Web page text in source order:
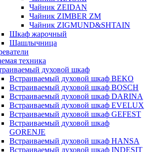
Чайник ZEIDAN
Чайник ZIMBER ZM
Чайник ZIGMUND&SHTAIN
Шкаф жарочный
Шашлычница
техника
духовой шкаф
Встраиваемый духовой шкаф BEKO
Встраиваемый духовой шкаф BOSCH
Встраиваемый духовой шкаф DARINA
Встраиваемый духовой шкаф EVELUX
Встраиваемый духовой шкаф GEFEST
Встраиваемый духовой шкаф
GORENJE
Встраиваемый духовой шкаф HANSA
Встраиваемый духовой шкаф INDESIT